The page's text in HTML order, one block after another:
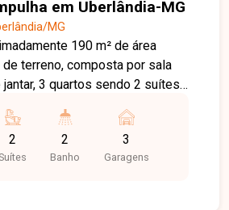
em Uberlândia-MG
MG
190 m² de área
de terreno, composta por sala
3 quartos sendo 2 suítes,
serviço, banheiro externo e 3
A casa é toda equipada com
oferecendo praticidade e
2 2
Banho
3
Garagens